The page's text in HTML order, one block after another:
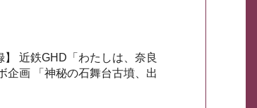
】 近鉄GHD「わたしは、奈良
企画 「神秘の石舞台古墳、出